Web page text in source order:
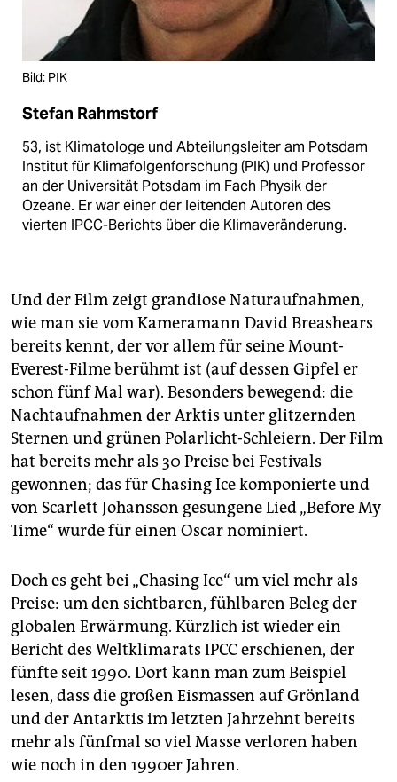
Bild: PIK
Stefan Rahmstorf
53, ist Klimatologe und Abteilungsleiter am Potsdam
Institut für Klimafolgenforschung (PIK) und Professor
an der Universität Potsdam im Fach Physik der
Ozeane. Er war einer der leitenden Autoren des
vierten IPCC-Berichts über die Klimaveränderung.
Und der Film zeigt grandiose Naturaufnahmen,
wie man sie vom Kameramann David Breashears
bereits kennt, der vor allem für seine Mount-
Everest-Filme berühmt ist (auf dessen Gipfel er
schon fünf Mal war). Besonders bewegend: die
Nachtaufnahmen der Arktis unter glitzernden
Sternen und grünen Polarlicht-Schleiern. Der Film
hat bereits mehr als 30 Preise bei Festivals
gewonnen; das für Chasing Ice komponierte und
von Scarlett Johansson gesungene Lied „Before My
Time“ wurde für einen Oscar nominiert.
Doch es geht bei „Chasing Ice“ um viel mehr als
Preise: um den sichtbaren, fühlbaren Beleg der
globalen Erwärmung. Kürzlich ist wieder ein
Bericht des Weltklimarats IPCC erschienen, der
fünfte seit 1990. Dort kann man zum Beispiel
lesen, dass die großen Eismassen auf Grönland
und der Antarktis im letzten Jahrzehnt bereits
mehr als fünfmal so viel Masse verloren haben
wie noch in den 1990er Jahren.